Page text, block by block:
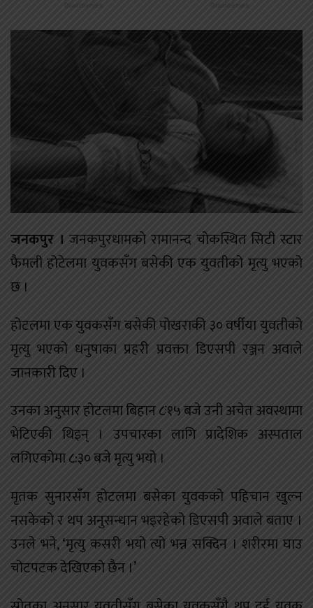
जनकपुर । जनकपुरधामको रामानन्द चोकस्थित सिटी स्टार
फैमली होटेलमा युवकसँग बसेकी एक युवतीको मृत्यु भएको
छ ।
होटलमा एक युवकसँग बसेकी पोखराकी ३० वर्षीया युवतीको
मृत्यु भएको धनुषाका प्रहरी प्रवक्ता डिएसपी रञ्जन‌‌‌ अवाले
जानकारी दिए ।
उनका अनुसार होटलमा बिहान ८ः१५ बजे उनी अचेत अवस्थामा
भेटिएकी थिइन् । उपचारका लागि प्रादेशिक अस्पताल
लगिएकोमा ८:३० बजे मृत्यु भयो ।
मृतक सुनारसँग होटलमा बसेका युवकको पहिचान खुल्न
नसकेको र थप अनुसन्धान भइरहेको डिएसपी अवाले बताए ।
उनले भने, ‘मृत्यु कसरी भयो त्यो भन्न सक्दिन । शरीरमा घाउ
चोटपटक देखिएको छैन ।’